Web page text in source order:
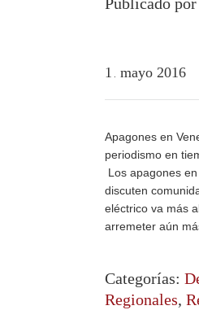
1 mayo 2016
Apagones en
periodismo en
Los apagones
discuten
eléctrico va más
arremeter aún
Categorías:
Regionales,